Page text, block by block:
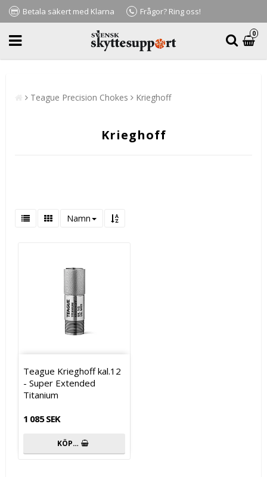
Betala säkert med Klarna Frågor? Ring oss!
0
Teague Precision Chokes Krieghoff
Krieghoff
Namn
Teague Krieghoff kal.12
- Super Extended
Titanium
1 085 SEK
KÖP…